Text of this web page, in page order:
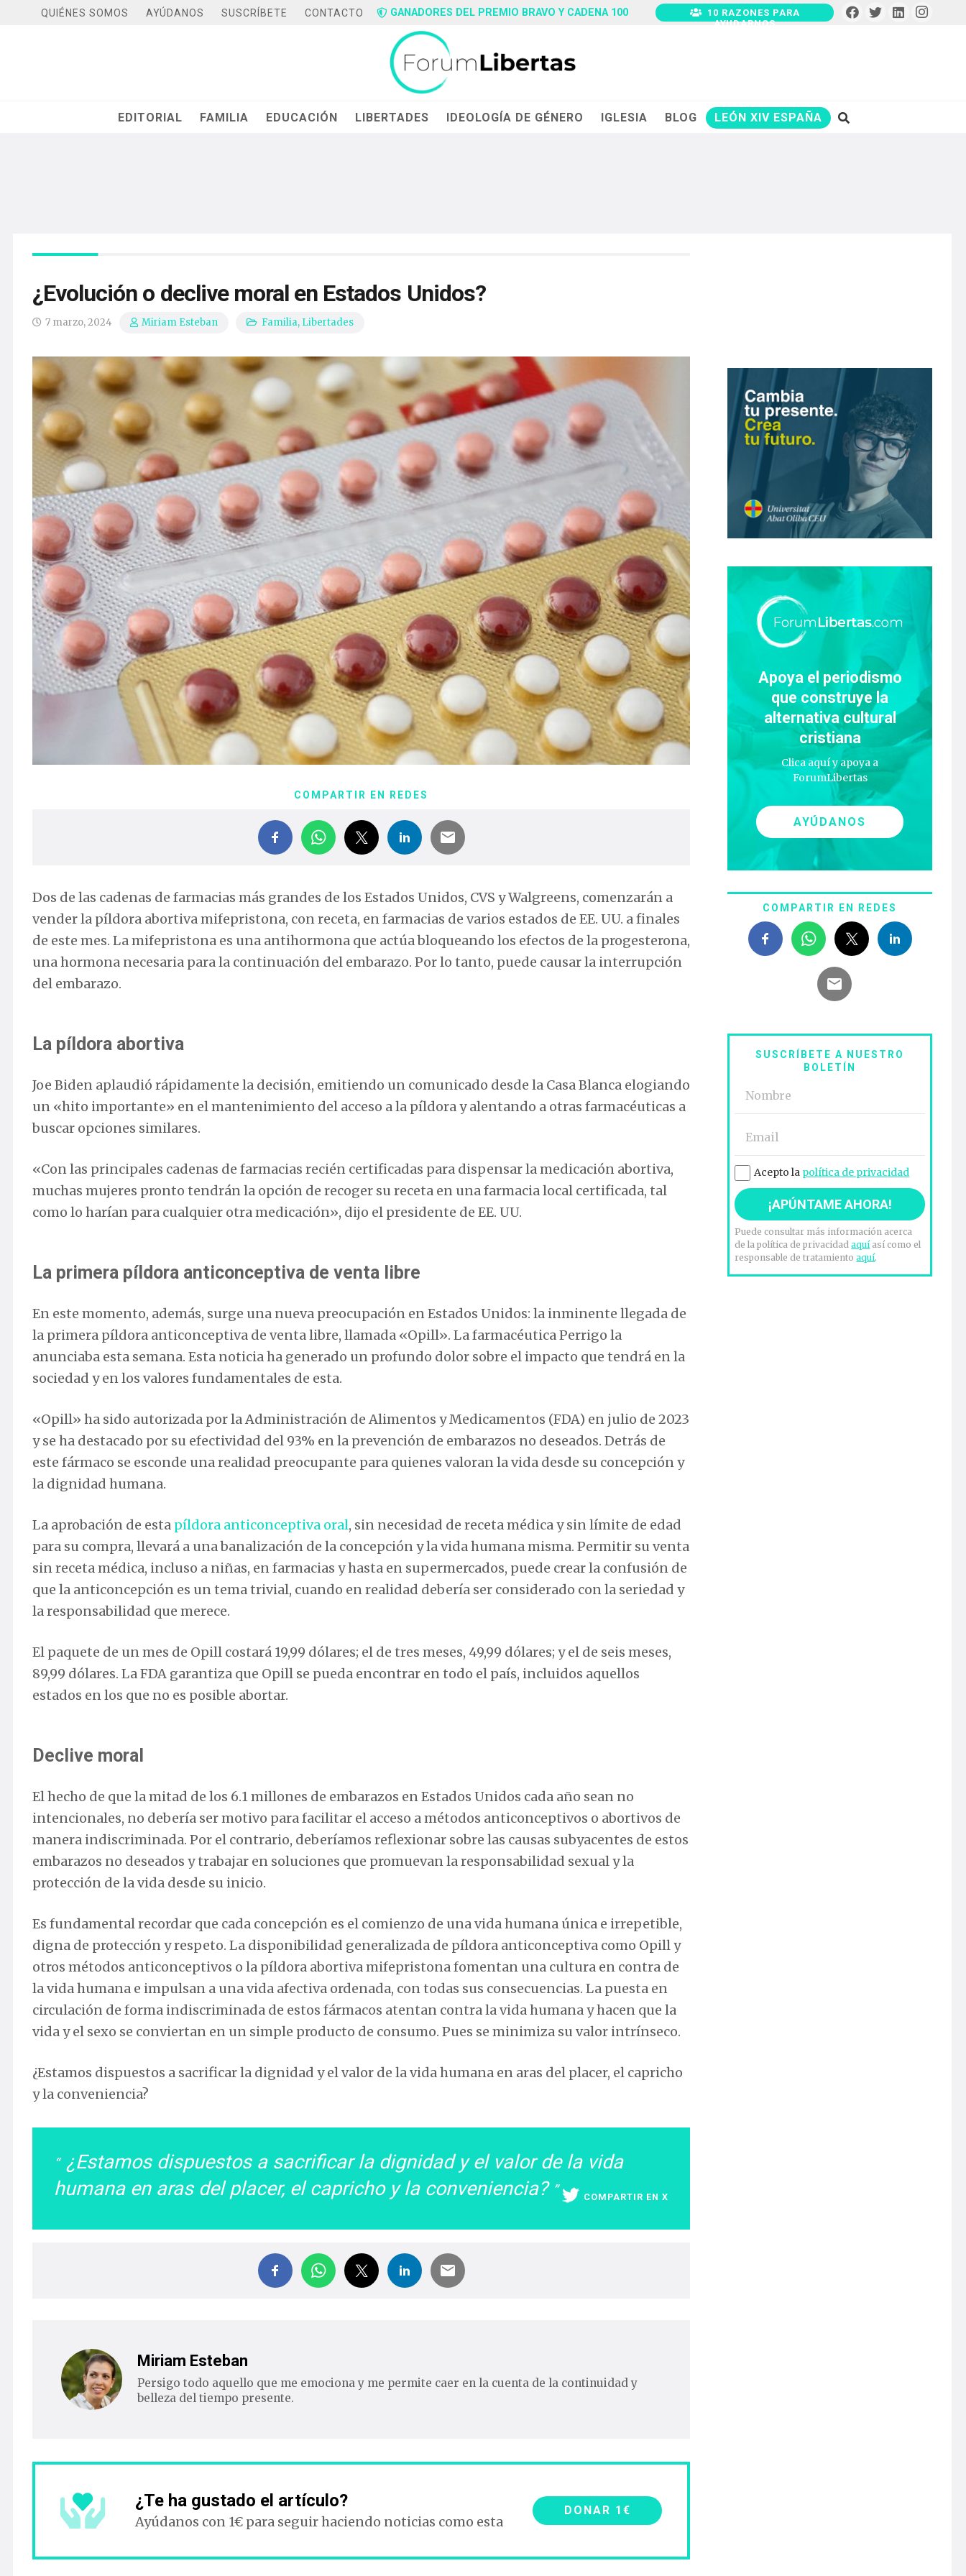
QUIÉNES SOMOS AYÚDANOS SUSCRÍBETE CONTACTO GANADORES DEL PREMIO BRAVO Y CADENA 100
10 RAZONES PARA
AYUDARNOS
EDITORIAL FAMILIA EDUCACIÓN LIBERTADES IDEOLOGÍA DE GÉNERO IGLESIA BLOG LEÓN XIV ESPAÑA
¿Evolución o declive moral en Estados Unidos?
7 marzo, 2024 Miriam Esteban Familia, Libertades
COMPARTIR EN REDES
Dos de las cadenas de farmacias más grandes de los Estados Unidos, CVS y Walgreens, comenzarán a
vender la píldora abortiva mifepristona, con receta, en farmacias de varios estados de EE. UU. a finales
de este mes. La mifepristona es una antihormona que actúa bloqueando los efectos de la progesterona,
una hormona necesaria para la continuación del embarazo. Por lo tanto, puede causar la interrupción
del embarazo.
La píldora abortiva
Joe Biden aplaudió rápidamente la decisión, emitiendo un comunicado desde la Casa Blanca elogiando
un «hito importante» en el mantenimiento del acceso a la píldora y alentando a otras farmacéuticas a
buscar opciones similares.
«Con las principales cadenas de farmacias recién certificadas para dispensar la medicación abortiva,
muchas mujeres pronto tendrán la opción de recoger su receta en una farmacia local certificada, tal
como lo harían para cualquier otra medicación», dijo el presidente de EE. UU.
La primera píldora anticonceptiva de venta libre
En este momento, además, surge una nueva preocupación en Estados Unidos: la inminente llegada de
la primera píldora anticonceptiva de venta libre, llamada «Opill». La farmacéutica Perrigo la
anunciaba esta semana. Esta noticia ha generado un profundo dolor sobre el impacto que tendrá en la
sociedad y en los valores fundamentales de esta.
«Opill» ha sido autorizada por la Administración de Alimentos y Medicamentos (FDA) en julio de 2023
y se ha destacado por su efectividad del 93% en la prevención de embarazos no deseados. Detrás de
este fármaco se esconde una realidad preocupante para quienes valoran la vida desde su concepción y
la dignidad humana.
La aprobación de esta píldora anticonceptiva oral, sin necesidad de receta médica y sin límite de edad
para su compra, llevará a una banalización de la concepción y la vida humana misma. Permitir su venta
sin receta médica, incluso a niñas, en farmacias y hasta en supermercados, puede crear la confusión de
que la anticoncepción es un tema trivial, cuando en realidad debería ser considerado con la seriedad y
la responsabilidad que merece.
El paquete de un mes de Opill costará 19,99 dólares; el de tres meses, 49,99 dólares; y el de seis meses,
89,99 dólares. La FDA garantiza que Opill se pueda encontrar en todo el país, incluidos aquellos
estados en los que no es posible abortar.
Declive moral
El hecho de que la mitad de los 6.1 millones de embarazos en Estados Unidos cada año sean no
intencionales, no debería ser motivo para facilitar el acceso a métodos anticonceptivos o abortivos de
manera indiscriminada. Por el contrario, deberíamos reflexionar sobre las causas subyacentes de estos
embarazos no deseados y trabajar en soluciones que promuevan la responsabilidad sexual y la
protección de la vida desde su inicio.
Es fundamental recordar que cada concepción es el comienzo de una vida humana única e irrepetible,
digna de protección y respeto. La disponibilidad generalizada de píldora anticonceptiva como Opill y
otros métodos anticonceptivos o la píldora abortiva mifepristona fomentan una cultura en contra de
la vida humana e impulsan a una vida afectiva ordenada, con todas sus consecuencias. La puesta en
circulación de forma indiscriminada de estos fármacos atentan contra la vida humana y hacen que la
vida y el sexo se conviertan en un simple producto de consumo. Pues se minimiza su valor intrínseco.
¿Estamos dispuestos a sacrificar la dignidad y el valor de la vida humana en aras del placer, el capricho
y la conveniencia?
¿Estamos dispuestos a sacrificar la dignidad y el valor de la vida
humana en aras del placer, el capricho y la conveniencia?
COMPARTIR EN X
Miriam Esteban
Persigo todo aquello que me emociona y me permite caer en la cuenta de la continuidad y
belleza del tiempo presente.
¿Te ha gustado el artículo?
Ayúdanos con 1€ para seguir haciendo noticias como esta
DONAR 1€
Apoya el periodismo
que construye la
alternativa cultural
cristiana
Clica aquí y apoya a
ForumLibertas
AYÚDANOS
COMPARTIR EN REDES
SUSCRÍBETE A NUESTRO
BOLETÍN
Acepto la política de privacidad
Puede consultar más información acerca
de la política de privacidadaquíasí como el
responsable de tratamientoaquí.